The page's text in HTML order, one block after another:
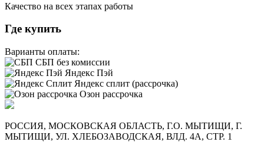
Качество на всех этапах работы
Где купить
Варианты оплаты:
СБП без комиссии
Яндекс Пэй
Яндекс сплит (рассрочка)
Озон рассрочка
РОССИЯ, МОСКОВСКАЯ ОБЛАСТЬ, Г.О. МЫТИЩИ, Г.
МЫТИЩИ, УЛ. ХЛЕБОЗАВОДСКАЯ, ВЛД. 4А, СТР. 1